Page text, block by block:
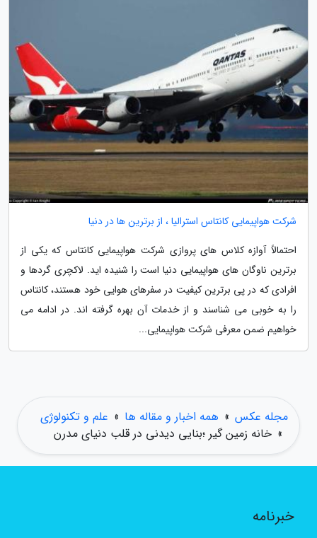
شرکت هواپیمایی کانتاس استرالیا ، از برترین ها در دنیا
احتمالاً آوازه کلاس های پروازی شرکت هواپیمایی کانتاس که یکی از
برترین ناوگان های هواپیمایی دنیا است را شنیده اید. لاکچری گردها و
افرادی که در پی برترین کیفیت در سفرهای هوایی خود هستند، کانتاس
را به خوبی می شناسند و از خدمات آن بهره گرفته اند. در ادامه می
خواهیم ضمن معرفی شرکت هواپیمایی...
مجله عکس » همه اخبار و مقاله ها » علم و تکنولوژی
» خانه زمین گیر ؛بنایی دیدنی در قلب دنیای مدرن
خبرنامه